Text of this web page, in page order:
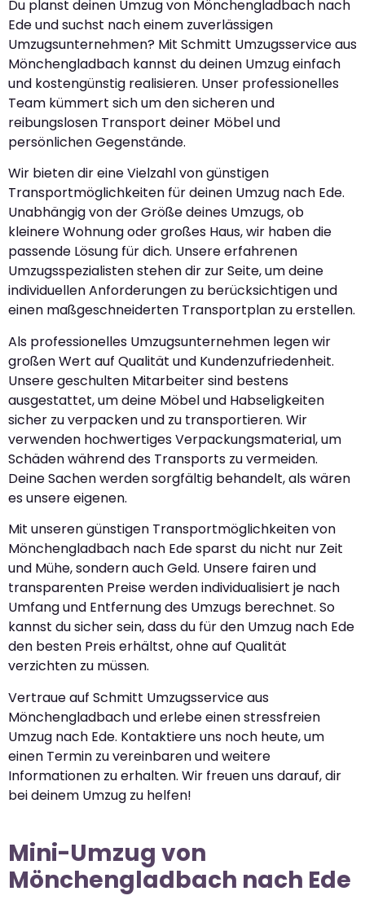
Du planst deinen Umzug von Mönchengladbach nach
Ede und suchst nach einem zuverlässigen
Umzugsunternehmen? Mit Schmitt Umzugsservice aus
Mönchengladbach kannst du deinen Umzug einfach
und kostengünstig realisieren. Unser professionelles
Team kümmert sich um den sicheren und
reibungslosen Transport deiner Möbel und
persönlichen Gegenstände.
Wir bieten dir eine Vielzahl von günstigen
Transportmöglichkeiten für deinen Umzug nach Ede.
Unabhängig von der Größe deines Umzugs, ob
kleinere Wohnung oder großes Haus, wir haben die
passende Lösung für dich. Unsere erfahrenen
Umzugsspezialisten stehen dir zur Seite, um deine
individuellen Anforderungen zu berücksichtigen und
einen maßgeschneiderten Transportplan zu erstellen.
Als professionelles Umzugsunternehmen legen wir
großen Wert auf Qualität und Kundenzufriedenheit.
Unsere geschulten Mitarbeiter sind bestens
ausgestattet, um deine Möbel und Habseligkeiten
sicher zu verpacken und zu transportieren. Wir
verwenden hochwertiges Verpackungsmaterial, um
Schäden während des Transports zu vermeiden.
Deine Sachen werden sorgfältig behandelt, als wären
es unsere eigenen.
Mit unseren günstigen Transportmöglichkeiten von
Mönchengladbach nach Ede sparst du nicht nur Zeit
und Mühe, sondern auch Geld. Unsere fairen und
transparenten Preise werden individualisiert je nach
Umfang und Entfernung des Umzugs berechnet. So
kannst du sicher sein, dass du für den Umzug nach Ede
den besten Preis erhältst, ohne auf Qualität
verzichten zu müssen.
Vertraue auf Schmitt Umzugsservice aus
Mönchengladbach und erlebe einen stressfreien
Umzug nach Ede. Kontaktiere uns noch heute, um
einen Termin zu vereinbaren und weitere
Informationen zu erhalten. Wir freuen uns darauf, dir
bei deinem Umzug zu helfen!
Mini-Umzug von
Mönchengladbach nach Ede